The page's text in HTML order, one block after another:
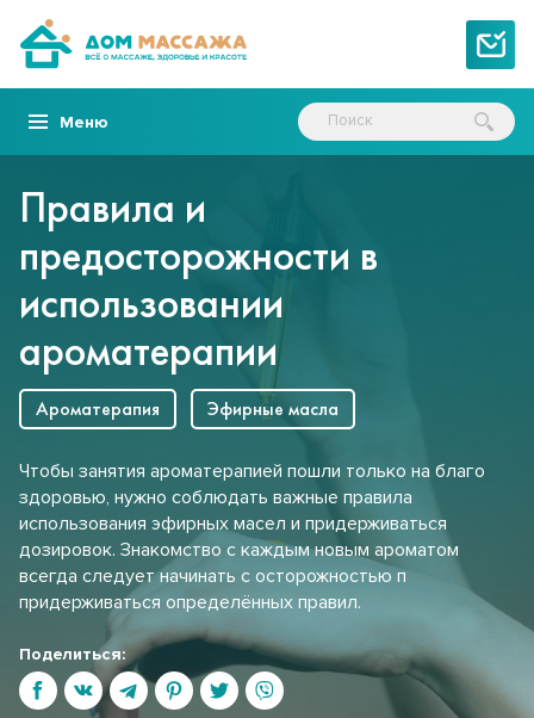
Меню
Правила и
предосторожности в
использовании
ароматерапии
Ароматерапия Эфирные масла
Чтобы занятия ароматерапией пошли только на благо
здоровью, нужно соблюдать важные правила
использования эфирных масел и придерживаться
дозировок. Знакомство с каждым новым ароматом
всегда следует начинать с осторожностью п
придерживаться определённых правил.
Поделиться: